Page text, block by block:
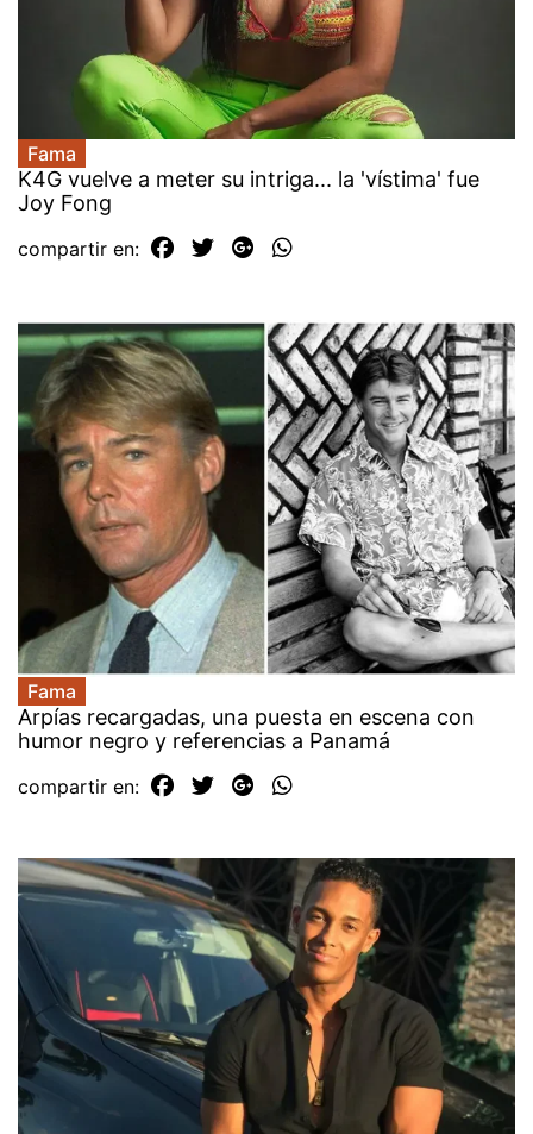
Fama
K4G vuelve a meter su intriga... la 'vístima' fue
Joy Fong
compartir en:
Fama
Arpías recargadas, una puesta en escena con
humor negro y referencias a Panamá
compartir en: